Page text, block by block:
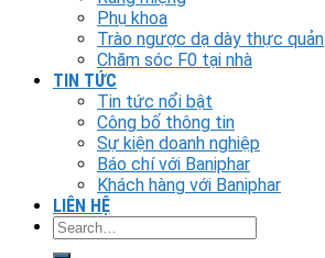
Phụ khoa
Trào ngược dạ dày thực quản
Chăm sóc F0 tại nhà
TIN TỨC
Tin tức nổi bật
Công bố thông tin
Sự kiện doanh nghiệp
Báo chí với Baniphar
Khách hàng với Baniphar
LIÊN HỆ
Search
for: